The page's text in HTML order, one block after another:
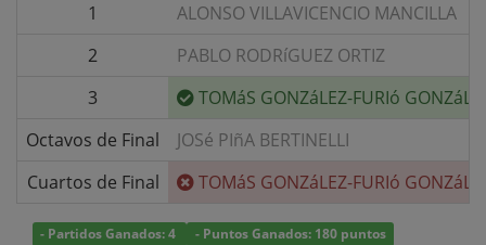
1
ALONSO VILLAVICENCIO MANCILLA
2
PABLO RODRíGUEZ ORTIZ
3
TOMáS GONZáLEZ-FURIó
Octavos de Final
JOSé PIñA BERTINELLI
Cuartos de Final
TOMáS GONZáLEZ-FURIó
- Partidos Ganados: 4
- Puntos Ganados: 180 puntos